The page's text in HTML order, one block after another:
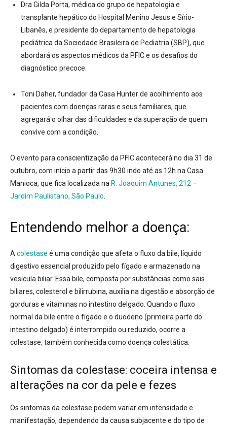
Dra Gilda Porta, médica do grupo de hepatologia e
transplante hepático do Hospital Menino Jesus e Sírio-
Libanês, e presidente do departamento de hepatologia
pediátrica da Sociedade Brasileira de Pediatria (SBP), que
abordará os aspectos médicos da PFIC e os desafios do
diagnóstico precoce.
Toni Daher, fundador da Casa Hunter de acolhimento aos
pacientes com doenças raras e seus familiares, que
agregará o olhar das dificuldades e da superação de quem
convive com a condição.
O evento para conscientização da PFIC acontecerá no dia 31 de
outubro, com início a partir das 9h30 indo até as 12h na Casa
Manioca, que fica localizada na R. Joaquim Antunes, 212 –
Jardim Paulistano, São Paulo.
Entendendo melhor a doença:
Acolestase é uma condição que afeta o fluxo da bile, líquido
digestivo essencial produzido pelo fígado e armazenado na
vesícula biliar. Essa bile, composta por substâncias como sais
biliares, colesterol e bilirrubina, auxilia na digestão e absorção de
gorduras e vitaminas no intestino delgado. Quando o fluxo
normal da bile entre o fígado e o duodeno (primeira parte do
intestino delgado) é interrompido ou reduzido, ocorre a
colestase, também conhecida como doença colestática.
Sintomas da colestase: coceira intensa e
alterações na cor da pele e fezes
Os sintomas da colestase podem variar em intensidade e
manifestação, dependendo da causa subjacente e do tipo de